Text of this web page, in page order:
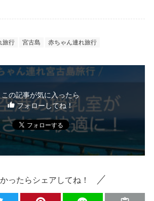
旅行 宮古島 赤ちゃん連れ旅行
この記事が気に入ったら
フォローしてね！
ったらシェアしてね！